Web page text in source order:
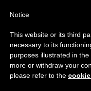
SPIRITUALITÀ E
Notice
This website or its third
necessary to its
purposes illustrated in
more or withdraw your
please refer to the